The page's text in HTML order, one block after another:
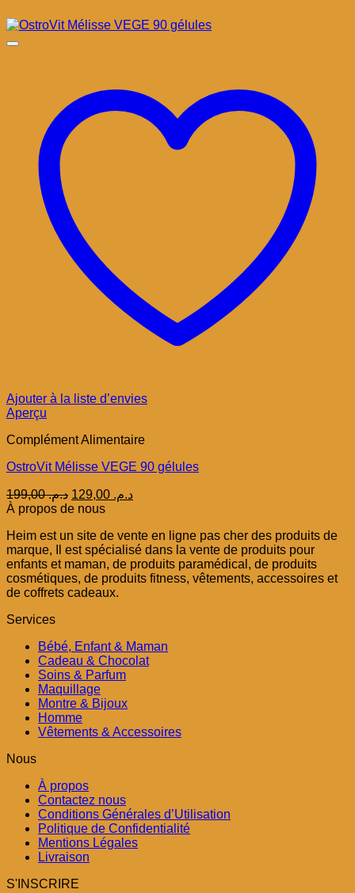
Ajouter à la liste d’envies
Aperçu
Complément Alimentaire
OstroVit Mélisse VEGE 90 gélules
د.م.199,00
Le
prix
était :
د.م. 199,00.
د.م.Le
est :
د.م. 129,00.
À propos de nous
Heim est un site de vente en ligne pas cher des produits de
marque, Il est spécialisé dans la vente de produits pour
enfants et maman, de produits paramédical, de produits
cosmétiques, de produits fitness, vêtements, accessoires et
de coffrets cadeaux.
Services
Bébé, Enfant & Maman
Cadeau & Chocolat
Soins & Parfum
Maquillage
Montre & Bijoux
Homme
Vêtements & Accessoires
Nous
À propos
Contactez nous
Conditions Générales d’Utilisation
Politique de Confidentialité
Mentions Légales
Livraison
S'INSCRIRE